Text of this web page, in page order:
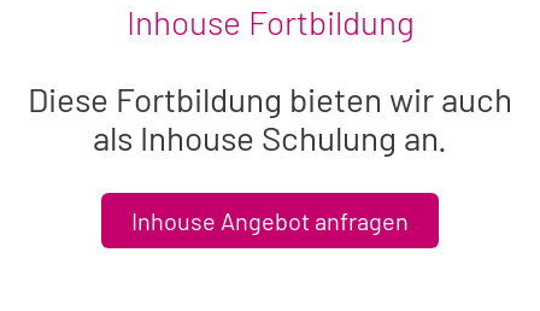
Inhouse Fortbildung
Diese Fortbildung bieten wir auch
als Inhouse Schulung an.
Inhouse Angebot anfragen